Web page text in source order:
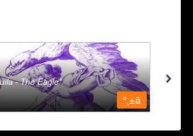
- The Eagle
º¸±â